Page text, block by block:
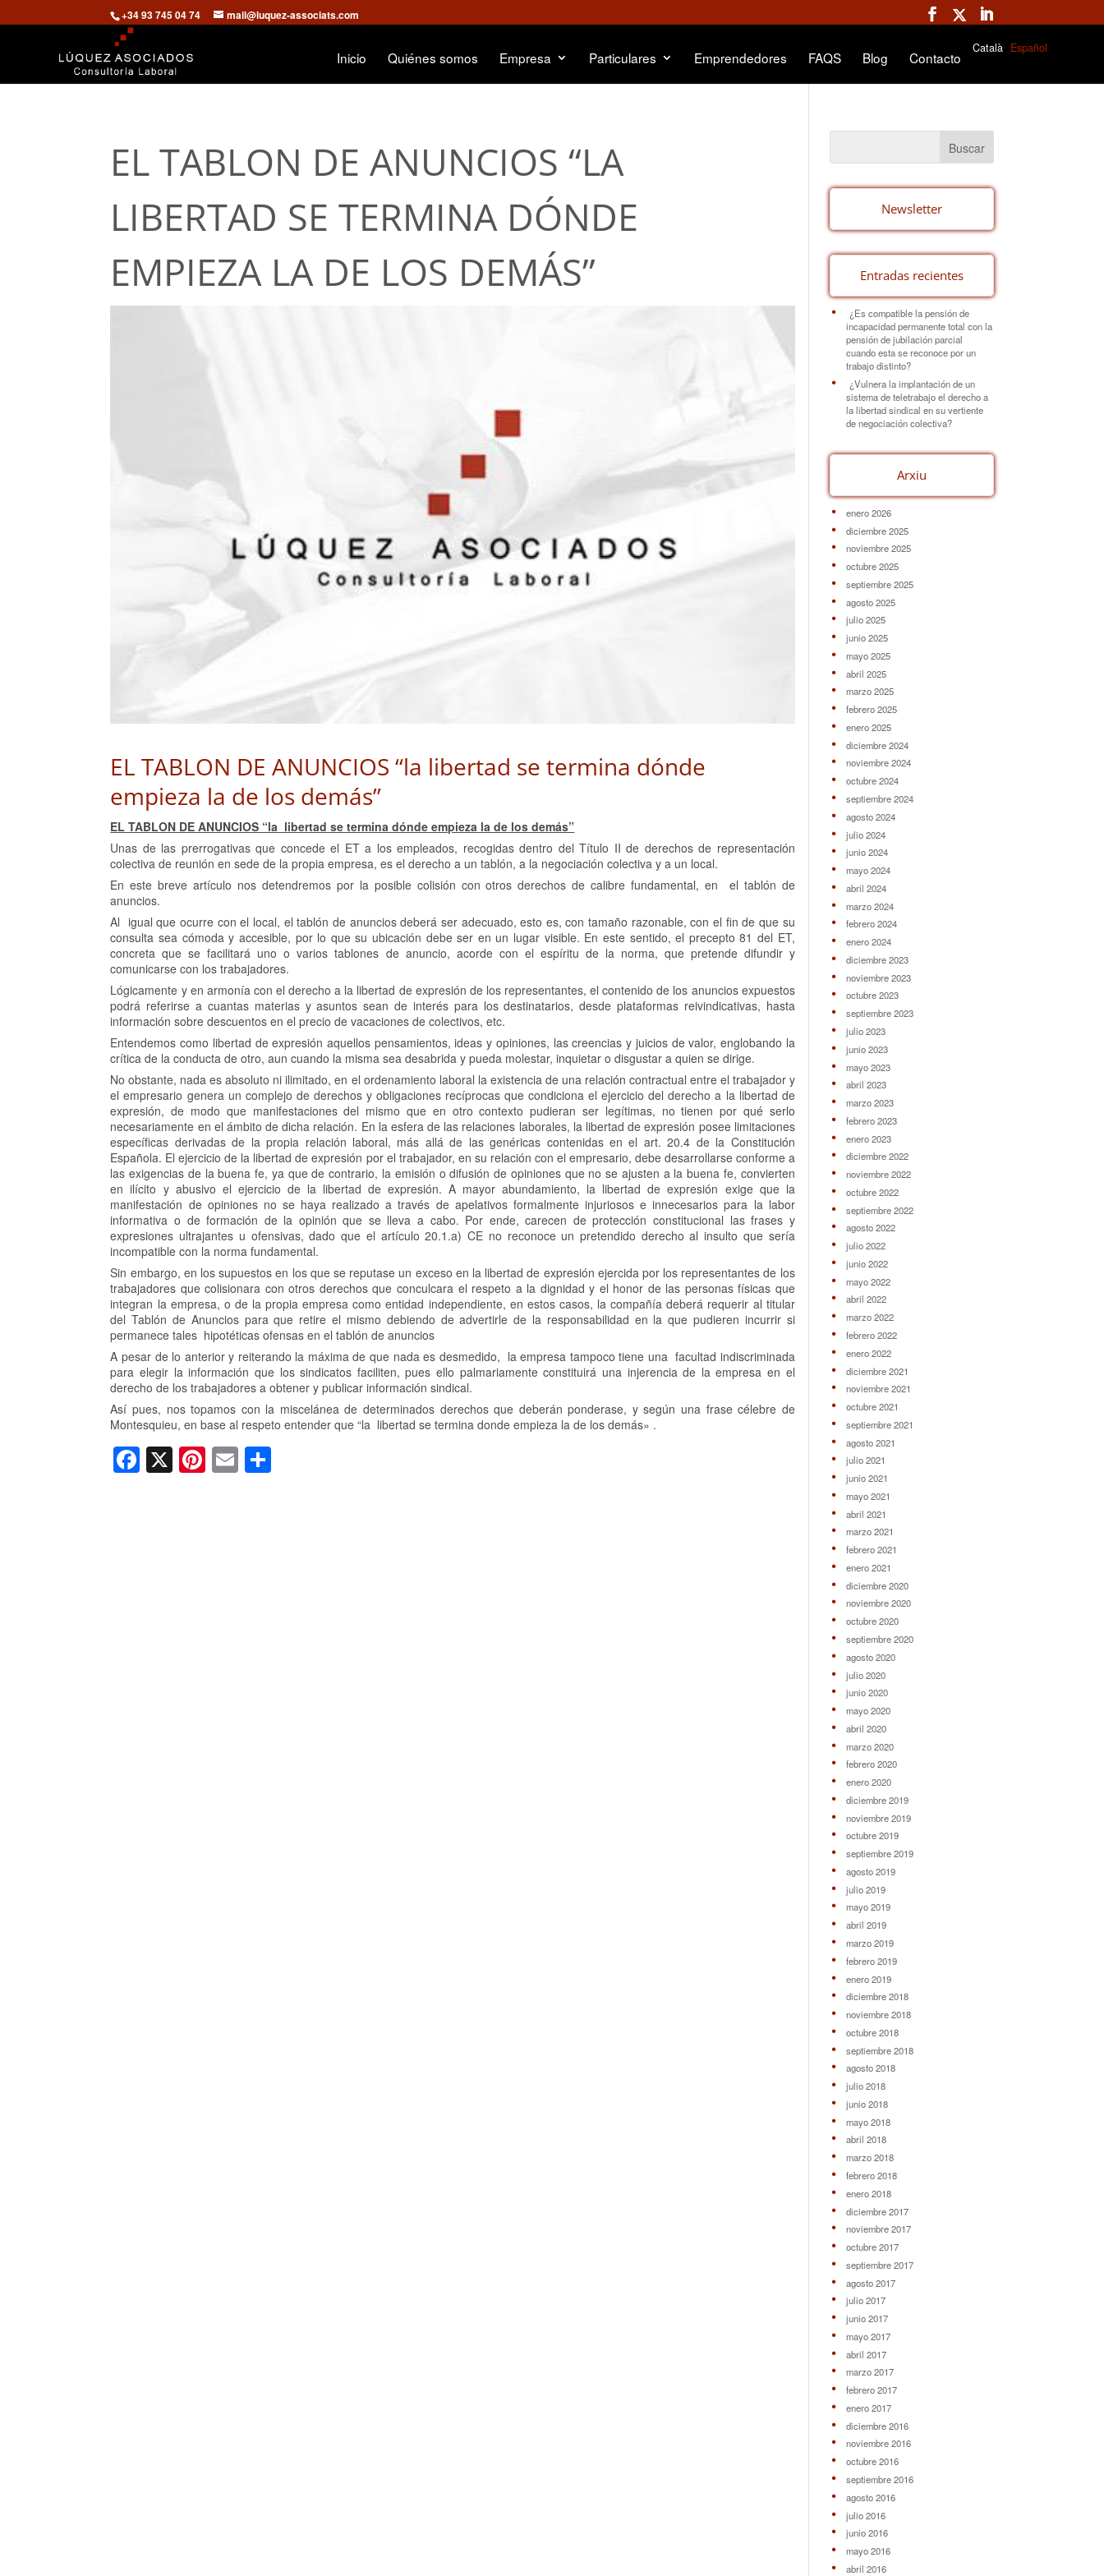
+34 93 745 04 74 mail@luquez-associats.com
Inicio Quiénes somos Empresa Particulares Emprendedores FAQS Blog Contacto
Català Español
EL TABLON DE ANUNCIOS “LA
LIBERTAD SE TERMINA DÓNDE
EMPIEZA LA DE LOS DEMÁS”
EL TABLON DE ANUNCIOS “la libertad se termina dónde
empieza la de los demás”
EL TABLON DE ANUNCIOS “la libertad se termina dónde empieza la de los demás”
Unas de las prerrogativas que concede el ET a los empleados, recogidas dentro del Título II de derechos de representación
colectiva de reunión en sede de la propia empresa, es el derecho a un tablón, a la negociación colectiva y a un local.
En este breve artículo nos detendremos por la posible colisión con otros derechos de calibre fundamental, en el tablón de
anuncios.
Al igual que ocurre con el local, el tablón de anuncios deberá ser adecuado, esto es, con tamaño razonable, con el fin de que su
consulta sea cómoda y accesible, por lo que su ubicación debe ser en un lugar visible. En este sentido, el precepto 81 del ET,
concreta que se facilitará uno o varios tablones de anuncio, acorde con el espíritu de la norma, que pretende difundir y
comunicarse con los trabajadores.
Lógicamente y en armonía con el derecho a la libertad de expresión de los representantes, el contenido de los anuncios expuestos
podrá referirse a cuantas materias y asuntos sean de interés para los destinatarios, desde plataformas reivindicativas, hasta
información sobre descuentos en el precio de vacaciones de colectivos, etc.
Entendemos como libertad de expresión aquellos pensamientos, ideas y opiniones, las creencias y juicios de valor, englobando la
crítica de la conducta de otro, aun cuando la misma sea desabrida y pueda molestar, inquietar o disgustar a quien se dirige.
No obstante, nada es absoluto ni ilimitado, en el ordenamiento laboral la existencia de una relación contractual entre el trabajador y
el empresario genera un complejo de derechos y obligaciones recíprocas que condiciona el ejercicio del derecho a la libertad de
expresión, de modo que manifestaciones del mismo que en otro contexto pudieran ser legítimas, no tienen por qué serlo
necesariamente en el ámbito de dicha relación. En la esfera de las relaciones laborales, la libertad de expresión posee limitaciones
específicas derivadas de la propia relación laboral, más allá de las genéricas contenidas en el art. 20.4 de la Constitución
Española. El ejercicio de la libertad de expresión por el trabajador, en su relación con el empresario, debe desarrollarse conforme a
las exigencias de la buena fe, ya que de contrario, la emisión o difusión de opiniones que no se ajusten a la buena fe, convierten
en ilícito y abusivo el ejercicio de la libertad de expresión. A mayor abundamiento, la libertad de expresión exige que la
manifestación de opiniones no se haya realizado a través de apelativos formalmente injuriosos e innecesarios para la labor
informativa o de formación de la opinión que se lleva a cabo. Por ende, carecen de protección constitucional las frases y
expresiones ultrajantes u ofensivas, dado que el artículo 20.1.a) CE no reconoce un pretendido derecho al insulto que sería
incompatible con la norma fundamental.
Sin embargo, en los supuestos en los que se reputase un exceso en la libertad de expresión ejercida por los representantes de los
trabajadores que colisionara con otros derechos que conculcara el respeto a la dignidad y el honor de las personas físicas que
integran la empresa, o de la propia empresa como entidad independiente, en estos casos, la compañía deberá requerir al titular
del Tablón de Anuncios para que retire el mismo debiendo de advertirle de la responsabilidad en la que pudieren incurrir si
permanece tales hipotéticas ofensas en el tablón de anuncios
A pesar de lo anterior y reiterando la máxima de que nada es desmedido, la empresa tampoco tiene una facultad indiscriminada
para elegir la información que los sindicatos faciliten, pues ello palmariamente constituirá una injerencia de la empresa en el
derecho de los trabajadores a obtener y publicar información sindical.
Así pues, nos topamos con la miscelánea de determinados derechos que deberán ponderase, y según una frase célebre de
Montesquieu, en base al respeto entender que “la libertad se termina donde empieza la de los demás» .
F X Pi E
Newsletter
Entradas recientes
¿Es compatible la pensión de
incapacidad permanente total con la
pensión de jubilación parcial
cuando esta se reconoce por un
trabajo distinto?
¿Vulnera la implantación de un
sistema de teletrabajo el derecho a
la libertad sindical en su vertiente
de negociación colectiva?
Arxiu
enero 2026
diciembre 2025
noviembre 2025
octubre 2025
septiembre 2025
agosto 2025
julio 2025
junio 2025
mayo 2025
abril 2025
marzo 2025
febrero 2025
enero 2025
diciembre 2024
noviembre 2024
octubre 2024
septiembre 2024
agosto 2024
julio 2024
junio 2024
mayo 2024
abril 2024
marzo 2024
febrero 2024
enero 2024
diciembre 2023
noviembre 2023
octubre 2023
septiembre 2023
julio 2023
junio 2023
mayo 2023
abril 2023
marzo 2023
febrero 2023
enero 2023
diciembre 2022
noviembre 2022
octubre 2022
septiembre 2022
agosto 2022
julio 2022
junio 2022
mayo 2022
abril 2022
marzo 2022
febrero 2022
enero 2022
diciembre 2021
noviembre 2021
octubre 2021
septiembre 2021
agosto 2021
julio 2021
junio 2021
mayo 2021
abril 2021
marzo 2021
febrero 2021
enero 2021
diciembre 2020
noviembre 2020
octubre 2020
septiembre 2020
agosto 2020
julio 2020
junio 2020
mayo 2020
abril 2020
marzo 2020
febrero 2020
enero 2020
diciembre 2019
noviembre 2019
octubre 2019
septiembre 2019
agosto 2019
julio 2019
mayo 2019
abril 2019
marzo 2019
febrero 2019
enero 2019
diciembre 2018
noviembre 2018
octubre 2018
septiembre 2018
agosto 2018
julio 2018
junio 2018
mayo 2018
abril 2018
marzo 2018
febrero 2018
enero 2018
diciembre 2017
noviembre 2017
octubre 2017
septiembre 2017
agosto 2017
julio 2017
junio 2017
mayo 2017
abril 2017
marzo 2017
febrero 2017
enero 2017
diciembre 2016
noviembre 2016
octubre 2016
septiembre 2016
agosto 2016
julio 2016
junio 2016
mayo 2016
abril 2016